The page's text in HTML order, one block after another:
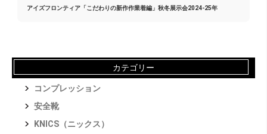
アイズフロンティア「こだわりの新作作業着編」秋冬展示会2024-25年
カテゴリー
コンプレッション
安全靴
KNICS（ニックス）